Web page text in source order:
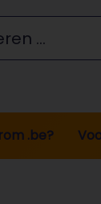
.be?